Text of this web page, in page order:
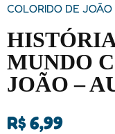
COLORIDO DE
MUNDO
JOÃO –
R$6,99